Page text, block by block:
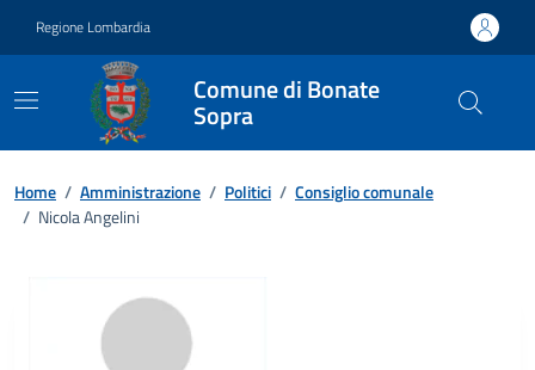
Regione Lombardia
Comune di Bonate
Sopra
Home / Amministrazione / Politici / Consiglio comunale
/ Nicola Angelini